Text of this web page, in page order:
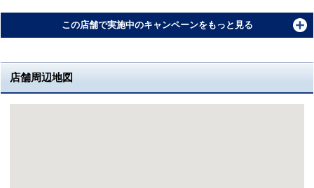
この店舗で実施中のキャンペーンをもっと見る
店舗周辺地図